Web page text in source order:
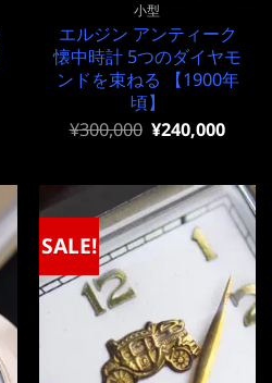
小型
エルジン アンティーク
懐中時計 5つのダイヤモ
ンドを束ねる 【1900年
頃】
元
格
¥300,000
で
し
た。
¥300,000 現
価
格
は
¥300,000
で
¥240,000
SALE!